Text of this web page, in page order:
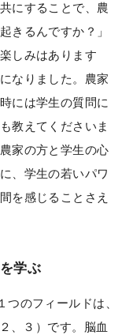
にすることで、農
きるんですか？」
しみはあります
なりました。農家
には学生の質問に
教えてくださいま
家の方と学生の心
、学生の若いパワ
を感じることさえ
学ぶ
のフィールドは、
、３）です。脳血